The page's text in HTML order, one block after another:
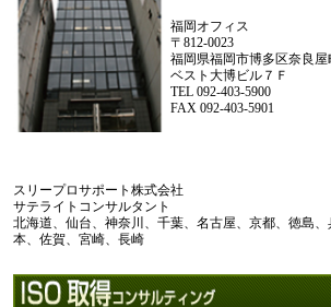
福岡オフィス
〒812-0023
福岡県福岡市博多区奈良屋
ベスト大博ビル７Ｆ
TEL 092-403-5900
FAX 092-403-5901
スリープロサポート株式会社
サテライトコンサルタント
北海道、仙台、神奈川、千葉、名古屋、京都、徳島
本、佐賀、宮崎、長崎